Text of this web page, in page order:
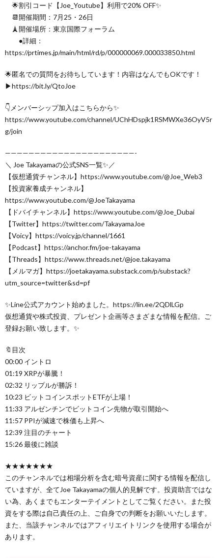
🌟割引コード【Joe_Youtube】利用で20% OFF✨
📆開催期間：7月25・26日
🗼開催場所：東京国際フォーラム
●詳細：
https://prtimes.jp/main/html/rd/p/000000069.000033850.html
🌟匿名での質問をお待ちしています！内容はなんでもOKです！
▶︎https://bit.ly/QtoJoe
👇メンバーシップ加入はこちらから✨
https://www.youtube.com/channel/UChHDspjk1RSMWXe36OyV5r
g/join
——————————————————————-
＼ Joe Takayamaの公式SNS一覧✨／
【仮想通貨チャンネル】https://www.youtube.com/@Joe_Web3
【投資家養成チャンネル】
https://www.youtube.com/@JoeTakayama
【ドバイチャンネル】https://www.youtube.com/@Joe_Dubai
【Twitter】https://twitter.com/TakayamaJoe
【Voicy】https://voicy.jp/channel/1661
【Podcast】https://anchor.fm/joe-takayama
【Threads】https://www.threads.net/@joe.takayama
【メルマガ】https://joetakayama.substack.com/p/substack?
utm_source=twitter&sd=pf
✨Line公式アカウント始めました。https://lin.ee/2QDlLGp
仮想通貨や株式投資、プレゼント企画等さまざまな情報を配信。ご
登録お願い致します。✨
🔖目次
00:00 イントロ
01:19 XRPが暴騰！
02:32 リップルが勝訴！
10:23 ビットコインスポットETFが上場！
11:33 アルゼンチンでビットコイン先物が取引開始へ
11:57 PPIが減速で株価も上昇へ
12:39 注目のチャート
15:26 最後に雑談
★★★★★★★
このチャンネルでは相場分析を含む暗号資産に関する情報を配信し
ていますが、全てJoe Takayamaの個人的見解です。投資助言ではな
い為、あくまでもエンターテイメントとしてご覧ください。また投
資をする際は自己責任の上、ご自身での判断をお願いいたします。
また、当該チャンネルではアフィリエイトリンクを使用する場合が
あります。